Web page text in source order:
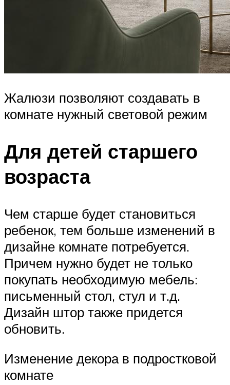
Жалюзи позволяют создавать в
комнате нужный световой режим
Для детей старшего
возраста
Чем старше будет становиться
ребенок, тем больше изменений в
дизайне комнате потребуется.
Причем нужно будет не только
покупать необходимую мебель:
письменный стол, стул и т.д.
Дизайн штор также придется
обновить.
Изменение декора в подростковой
комнате